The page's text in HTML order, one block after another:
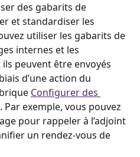
des gabarits de
et standardiser les
utiliser les gabarits de
internes et les
peuvent être envoyés
d’une action du
Configurer des
Par exemple, vous pouvez
pour rappeler à l’adjoint
un rendez-vous de